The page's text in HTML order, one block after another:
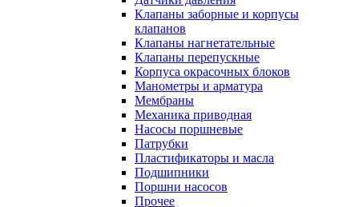
Клапаны заборные и корпусы
клапанов
Клапаны нагнетательные
Клапаны перепускные
Корпуса окрасочных блоков
Манометры и арматура
Мембраны
Механика приводная
Насосы поршневые
Патрубки
Пластификаторы и масла
Подшипники
Поршни насосов
Прочее